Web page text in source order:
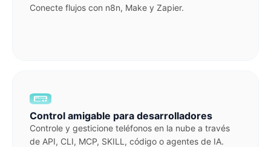
Conecte flujos con n8n, Make y Zapier.
Control amigable para desarrolladores
Controle y gesticione teléfonos en la nube a través
de API, CLI, MCP, SKILL, código o agentes de IA.